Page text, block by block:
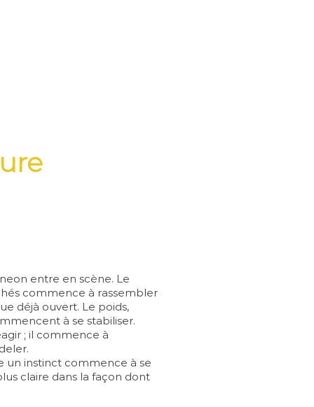
entre en scène. Le
commence à rassembler
déjà ouvert. Le poids,
à se stabiliser.
; il commence à
un instinct commence à se
claire dans la façon dont